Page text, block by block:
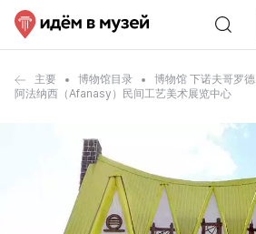
主要 博物馆目录
博物馆 下诺夫哥罗德
阿法纳西（Afanasy）民间工艺美术展览中心